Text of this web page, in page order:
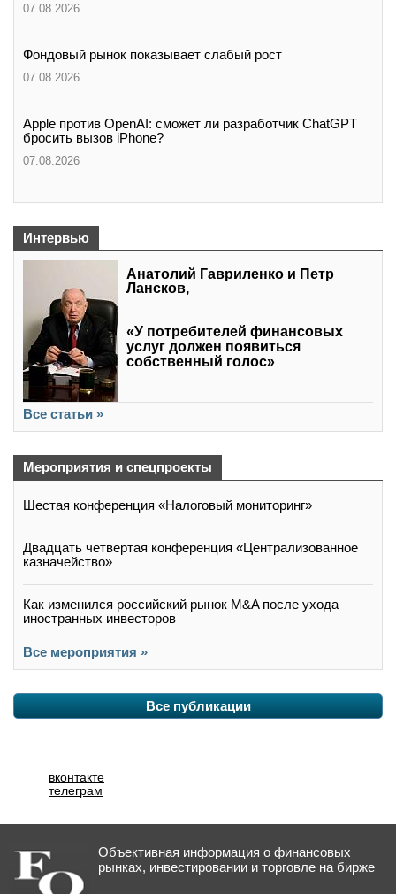
07.08.2026
Фондовый рынок показывает слабый рост
07.08.2026
Apple против OpenAI: сможет ли разработчик ChatGPT
бросить вызов iPhone?
07.08.2026
Интервью
Анатолий Гавриленко и Петр
Лансков,
«У потребителей финансовых
услуг должен появиться
собственный голос»
Все статьи »
Мероприятия и спецпроекты
Шестая конференция «Налоговый мониторинг»
Двадцать четвертая конференция «Централизованное
казначейство»
Как изменился российский рынок M&A после ухода
иностранных инвесторов
Все мероприятия »
Все публикации
вконтакте
телеграм
Объективная информация о финансовых
рынках, инвестировании и торговле на бирже